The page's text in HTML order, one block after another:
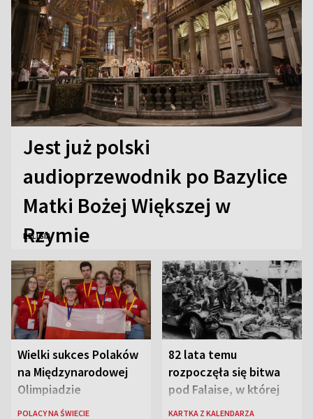
Jest już polski
audioprzewodnik po Bazylice
Matki Bożej Większej w
Rzymie
RELIGIA
Wielki sukces Polaków
na Międzynarodowej
Olimpiadzie
Lingwistycznej
POLACY NA ŚWIECIE
82 lata temu
rozpoczęła się bitwa
pod Falaise, w której
brała udział 1. Dywizja
KARTKA Z KALENDARZA